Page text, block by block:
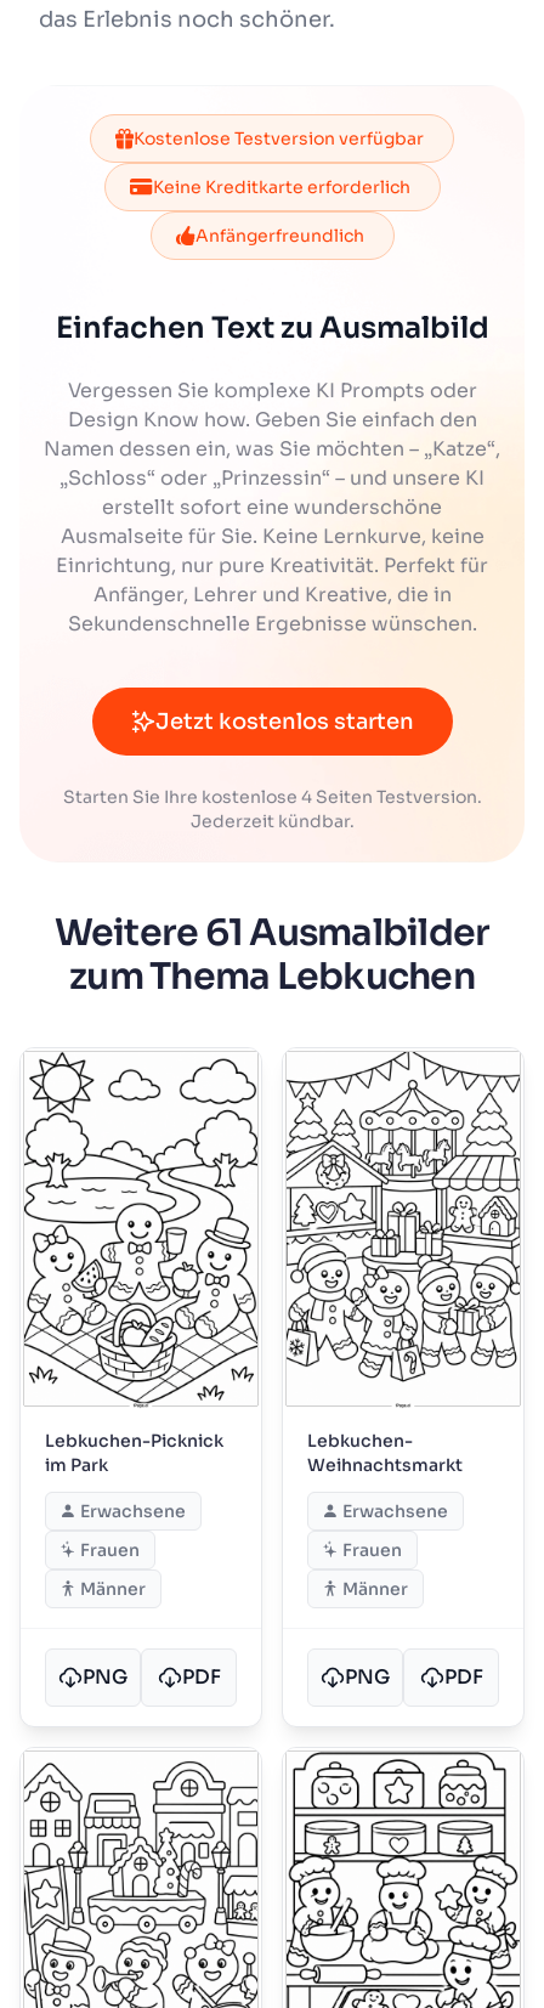
das Erlebnis noch schöner.
Kostenlose Testversion verfügbar
Keine Kreditkarte erforderlich
Anfängerfreundlich
Einfachen Text zu Ausmalbild
Vergessen Sie komplexe KI Prompts oder
Design Know how. Geben Sie einfach den
Namen dessen ein, was Sie möchten – „Katze“,
„Schloss“ oder „Prinzessin“ – und unsere KI
erstellt sofort eine wunderschöne
Ausmalseite für Sie. Keine Lernkurve, keine
Einrichtung, nur pure Kreativität. Perfekt für
Anfänger, Lehrer und Kreative, die in
Sekundenschnelle Ergebnisse wünschen.
Jetzt kostenlos starten
Starten Sie Ihre kostenlose 4 Seiten Testversion.
Jederzeit kündbar.
Weitere 61 Ausmalbilder
zum Thema Lebkuchen
Lebkuchen-Picknick
im Park
Erwachsene
Frauen
Männer
PNG PDF
Lebkuchen-
Weihnachtsmarkt
Erwachsene
Frauen
Männer
PNG PDF